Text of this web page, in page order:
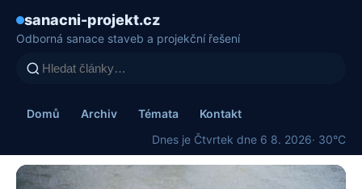
sanacni-projekt.cz
Odborná sanace staveb a projekční řešení
Domů Archiv Témata
Kontakt
Dnes je Čtvrtek dne 6 8. 2026· 30°C